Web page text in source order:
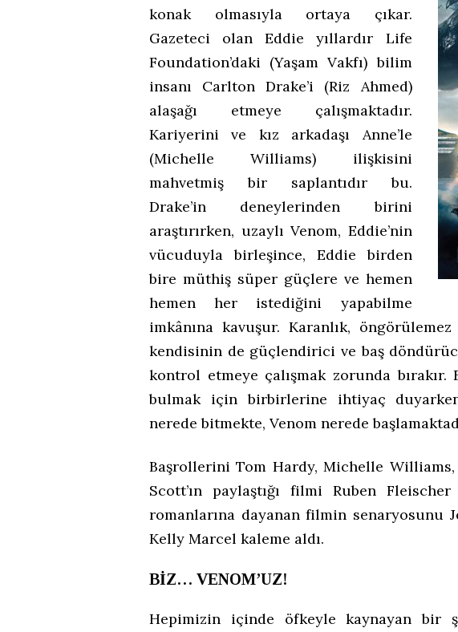
konak olmasıyla ortaya çıkar.
Gazeteci olan Eddie yıllardır Life
Foundation’daki (Yaşam Vakfı) bilim
insanı Carlton Drake’i (Riz Ahmed)
alaşağı etmeye çalışmaktadır.
Kariyerini ve kız arkadaşı Anne’le
(Michelle Williams) ilişkisini
mahvetmiş bir saplantıdır bu.
Drake’in deneylerinden birini
araştırırken, uzaylı Venom, Eddie’nin
vücuduyla birleşince, Eddie birden
bire müthiş süper güçlere ve hemen
hemen her istediğini yapabilme
imkânına kavuşur. Karanlık,
kendisinin de güçlendirici ve baş
kontrol etmeye çalışmak zorunda bırakır.
bulmak için birbirlerine ihtiyaç
nerede bitmekte, Venom nerede
Başrollerini Tom Hardy, Michelle Williams,
Scott’ın paylaştığı filmi Ruben
romanlarına dayanan filmin senaryosunu
Kelly Marcel kaleme aldı.
BİZ… VENOM’UZ!
Hepimizin içinde öfkeyle kaynayan bir